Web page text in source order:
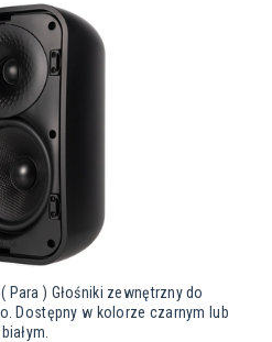
Para ) Głośniki zewnętrzny do
Dostępny w kolorze czarnym lub
białym.